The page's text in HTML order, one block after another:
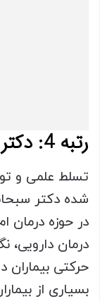
رتبه 4: دکتر احمدرضا سبحانی
تسلط علمی و
شده دکتر
در حوزه درمان
درمان
حرکتی
بسیاری از